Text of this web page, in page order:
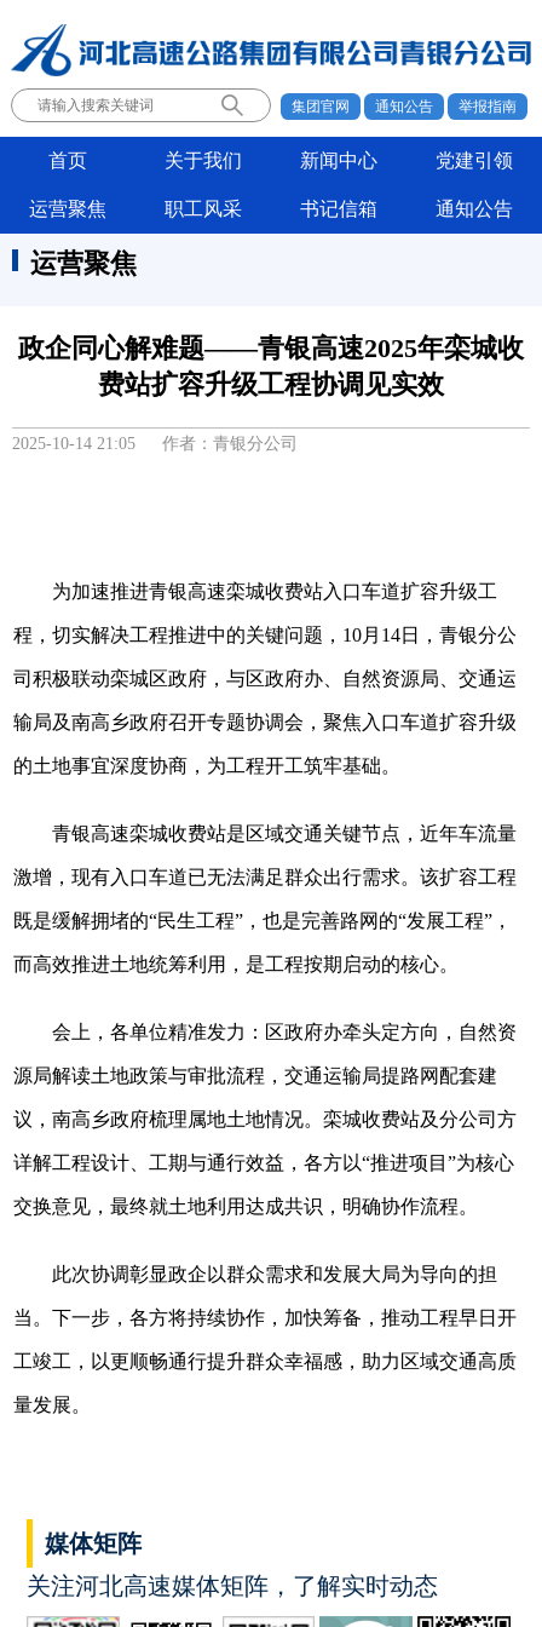
集团官网 通知公告 举报指南
首页 关于我们 新闻中心 党建引领
运营聚焦 职工风采 书记信箱 通知公告
运营聚焦
政企同心解难题——青银高速2025年栾城收
费站扩容升级工程协调见实效
2025-10-14 21:05 作者：青银分公司
为加速推进青银高速栾城收费站入口车道扩容升级工
程，切实解决工程推进中的关键问题，10月14日，青银分公
司积极联动栾城区政府，与区政府办、自然资源局、交通运
输局及南高乡政府召开专题协调会，聚焦入口车道扩容升级
的土地事宜深度协商，为工程开工筑牢基础。
青银高速栾城收费站是区域交通关键节点，近年车流量
激增，现有入口车道已无法满足群众出行需求。该扩容工程
既是缓解拥堵的“民生工程”，也是完善路网的“发展工程”，
而高效推进土地统筹利用，是工程按期启动的核心。
会上，各单位精准发力：区政府办牵头定方向，自然资
源局解读土地政策与审批流程，交通运输局提路网配套建
议，南高乡政府梳理属地土地情况。栾城收费站及分公司方
详解工程设计、工期与通行效益，各方以“推进项目”为核心
交换意见，最终就土地利用达成共识，明确协作流程。
此次协调彰显政企以群众需求和发展大局为导向的担
当。下一步，各方将持续协作，加快筹备，推动工程早日开
工竣工，以更顺畅通行提升群众幸福感，助力区域交通高质
量发展。
媒体矩阵
关注河北高速媒体矩阵，了解实时动态